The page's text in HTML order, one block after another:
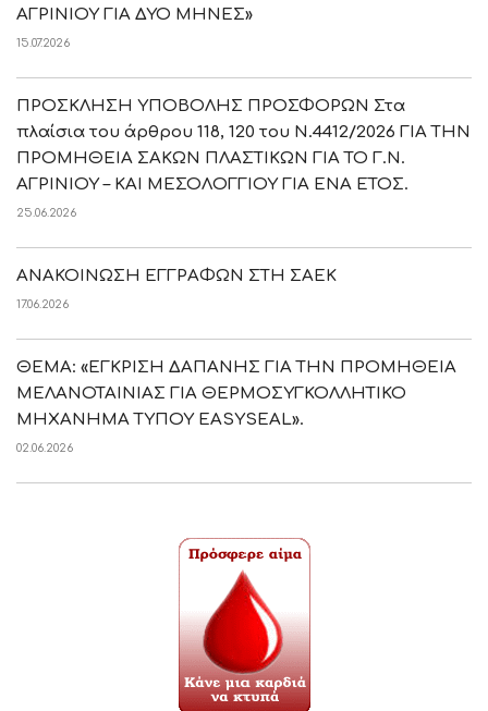
ΑΓΡΙΝΙΟΥ ΓΙΑ ΔΥΟ ΜΗΝΕΣ»
15.07.2026
ΠΡΟΣΚΛΗΣΗ ΥΠΟΒΟΛΗΣ ΠΡΟΣΦΟΡΩΝ Στα
πλαίσια του άρθρου 118, 120 του Ν.4412/2026 ΓΙΑ ΤΗΝ
ΠΡΟΜΗΘΕΙΑ ΣΑΚΩΝ ΠΛΑΣΤΙΚΩΝ ΓΙΑ ΤΟ Γ.Ν.
ΑΓΡΙΝΙΟΥ – ΚΑΙ ΜΕΣΟΛΟΓΓΙΟΥ ΓΙΑ ΕΝΑ ΕΤΟΣ.
25.06.2026
ΑΝΑΚΟΙΝΩΣΗ ΕΓΓΡΑΦΩΝ ΣΤΗ ΣΑΕΚ
17.06.2026
ΘΕΜΑ: «ΕΓΚΡΙΣΗ ΔΑΠΑΝΗΣ ΓΙΑ ΤΗΝ ΠΡΟΜΗΘΕΙΑ
ΜΕΛΑΝΟΤΑΙΝΙΑΣ ΓΙΑ ΘΕΡΜΟΣΥΓΚΟΛΛΗΤΙΚΟ
ΜΗΧΑΝΗΜΑ ΤΥΠΟΥ EASYSEAL».
02.06.2026